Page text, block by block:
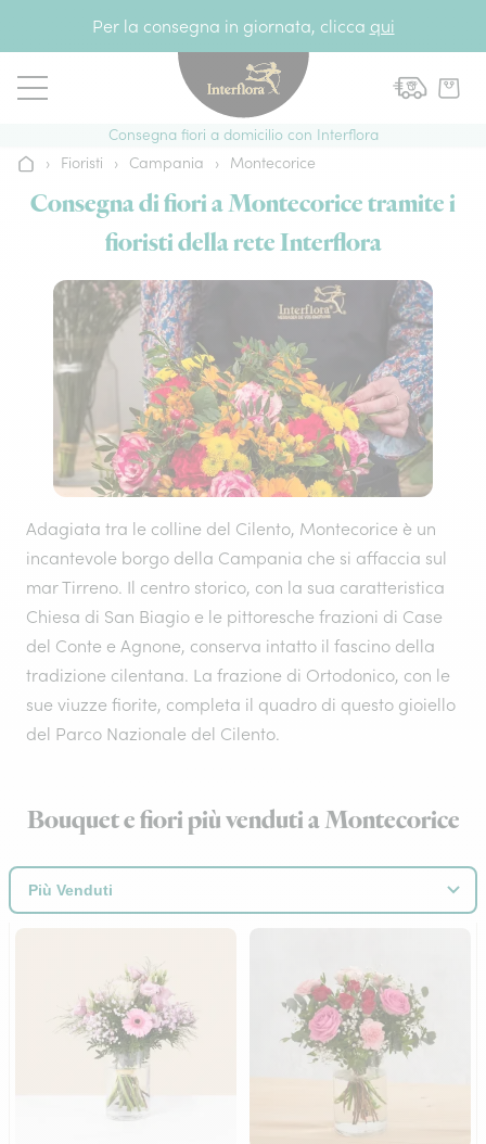
Per la consegna in giornata, clicca qui
Consegna fiori a domicilio con Interflora
Home› Fioristi › Campania › Montecorice
Consegna di fiori a Montecorice tramite i
fioristi della rete Interflora
Adagiata tra le colline del Cilento, Montecorice è un
incantevole borgo della Campania che si affaccia sul
mar Tirreno. Il centro storico, con la sua caratteristica
Chiesa di San Biagio e le pittoresche frazioni di Case
del Conte e Agnone, conserva intatto il fascino della
tradizione cilentana. La frazione di Ortodonico, con le
sue viuzze fiorite, completa il quadro di questo gioiello
del Parco Nazionale del Cilento.
Bouquet e fiori più venduti a Montecorice